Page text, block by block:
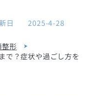
日 2025-4-28
整形
で？症状や過ごし方を